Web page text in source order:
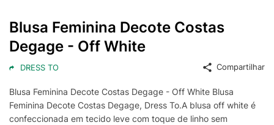
Blusa Feminina Decote Costas
Degage - Off White
DRESS TO Compartilhar
Blusa Feminina Decote Costas Degage - Off White Blusa
Feminina Decote Costas Degage, Dress To.A blusa off white é
confeccionada em tecido leve com toque de linho sem